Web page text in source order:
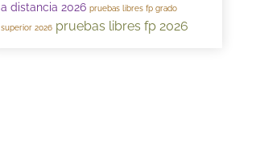
a distancia 2026 pruebas libres fp grado
superior 2026 pruebas libres fp 2026